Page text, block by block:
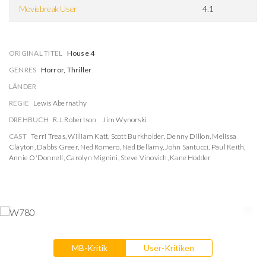
Moviebreak User 4.1
ORIGINAL TITEL House 4
GENRES Horror, Thriller
LÄNDER
REGIE Lewis Abernathy
DREHBUCH R.J. Robertson
Jim Wynorski
CAST Terri Treas,William Katt, Scott Burkholder, Denny Dillon, Melissa
Clayton, Dabbs Greer, Ned Romero, Ned Bellamy,John Santucci, Paul Keith,
Annie O'Donnell, Carolyn Mignini, Steve Vinovich, Kane Hodder
MB-Kritik User-Kritiken